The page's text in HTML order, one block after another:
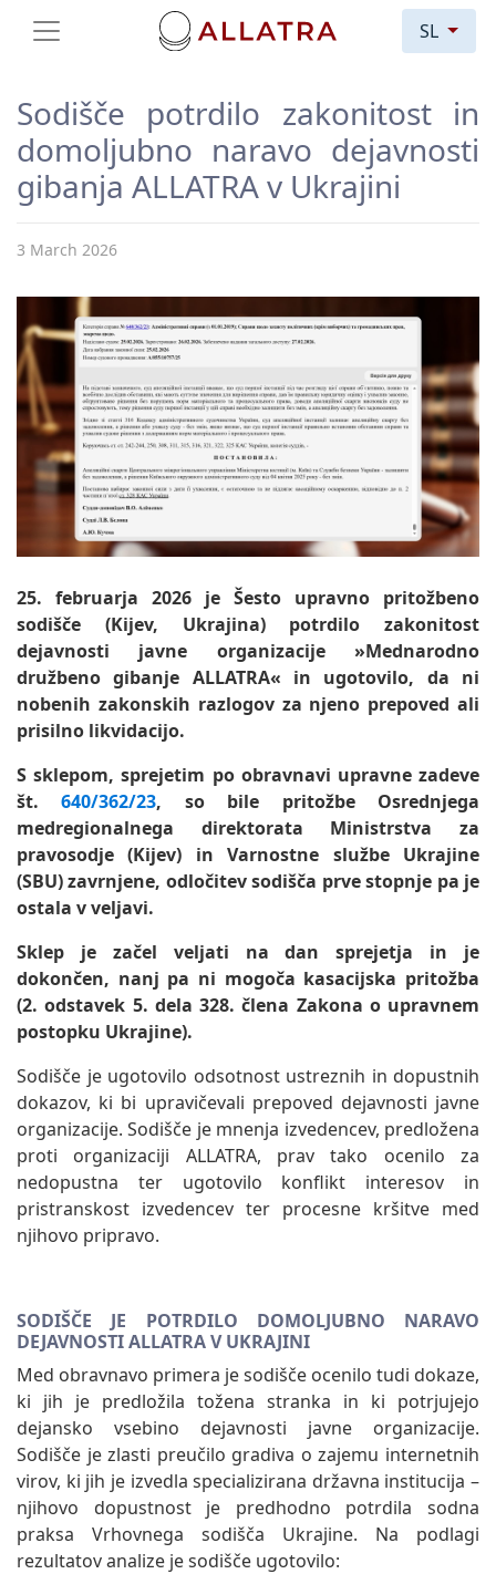
SL
Sodišče potrdilo zakonitost in
domoljubno naravo dejavnosti
gibanja ALLATRA v Ukrajini
3 March 2026
25. februarja 2026 je Šesto upravno pritožbeno
sodišče (Kijev, Ukrajina) potrdilo zakonitost
dejavnosti javne organizacije »Mednarodno
družbeno gibanje ALLATRA« in ugotovilo, da ni
nobenih zakonskih razlogov za njeno prepoved ali
prisilno likvidacijo.
S sklepom, sprejetim po obravnavi upravne zadeve
št.640/362/23, so bile pritožbe Osrednjega
medregionalnega direktorata Ministrstva za
pravosodje (Kijev) in Varnostne službe Ukrajine
(SBU) zavrnjene, odločitev sodišča prve stopnje pa je
ostala v veljavi.
Sklep je začel veljati na dan sprejetja in je
dokončen, nanj pa ni mogoča kasacijska pritožba
(2. odstavek 5. dela 328. člena Zakona o upravnem
postopku Ukrajine).
Sodišče je ugotovilo odsotnost ustreznih in dopustnih
dokazov, ki bi upravičevali prepoved dejavnosti javne
organizacije. Sodišče je mnenja izvedencev, predložena
proti organizaciji ALLATRA, prav tako ocenilo za
nedopustna ter ugotovilo konflikt interesov in
pristranskost izvedencev ter procesne kršitve med
njihovo pripravo.
SODIŠČE JE POTRDILO DOMOLJUBNO NARAVO
DEJAVNOSTI ALLATRA V UKRAJINI
Med obravnavo primera je sodišče ocenilo tudi dokaze,
ki jih je predložila tožena stranka in ki potrjujejo
dejansko vsebino dejavnosti javne organizacije.
Sodišče je zlasti preučilo gradiva o zajemu internetnih
virov, ki jih je izvedla specializirana državna institucija –
njihovo dopustnost je predhodno potrdila sodna
praksa Vrhovnega sodišča Ukrajine. Na podlagi
rezultatov analize je sodišče ugotovilo: